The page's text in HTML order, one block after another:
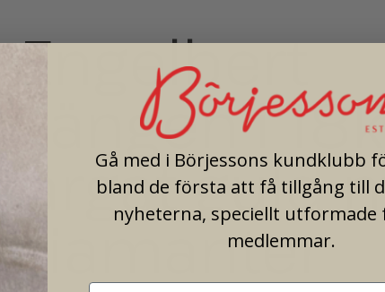
Engelbert
i 18k
guld
diamanter
Gå med i Börjessons kundklubb
bland de första att få tillgång till
nyheterna, speciellt utformade
medlemmar.